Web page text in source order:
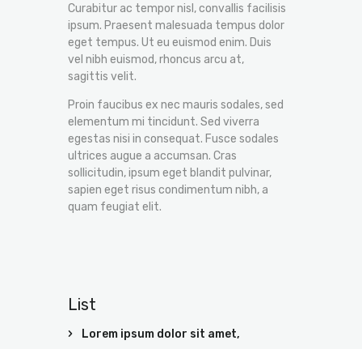
Curabitur ac tempor nisl, convallis facilisis
ipsum. Praesent malesuada tempus dolor
eget tempus. Ut eu euismod enim. Duis
vel nibh euismod, rhoncus arcu at,
sagittis velit.
Proin faucibus ex nec mauris sodales, sed
elementum mi tincidunt. Sed viverra
egestas nisi in consequat. Fusce sodales
ultrices augue a accumsan. Cras
sollicitudin, ipsum eget blandit pulvinar,
sapien eget risus condimentum nibh, a
quam feugiat elit.
List
Lorem ipsum dolor sit amet,